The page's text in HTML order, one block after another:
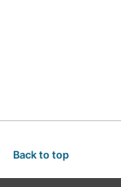
Back to top